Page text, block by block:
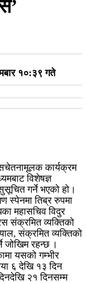
१०:३९ गते
सचेतनामूलक कार्यक्रम
विशेषज्ञ
गर्ने भएको हो।
स्पेनमा तिब्र रुपमा
महासचिव विदुर
संक्रमित व्यक्तिको
संक्रमित व्यक्तिको
जोखिम रहन्छ ।
यसको गम्भीर
६ देखि १३ दिन
२१ दिनसम्म